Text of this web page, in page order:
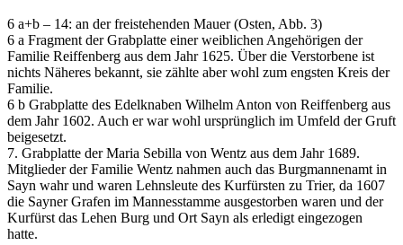
6 a+b – 14: an der freistehenden Mauer (Osten, Abb. 3)
6 a Fragment der Grabplatte einer weiblichen Angehörigen der
Familie Reiffenberg aus dem Jahr 1625. Über die Verstorbene ist
nichts Näheres bekannt, sie zählte aber wohl zum engsten Kreis der
Familie.
6 b Grabplatte des Edelknaben Wilhelm Anton von Reiffenberg aus
dem Jahr 1602. Auch er war wohl ursprünglich im Umfeld der Gruft
beigesetzt.
7. Grabplatte der Maria Sebilla von Wentz aus dem Jahr 1689.
Mitglieder der Familie Wentz nahmen auch das Burgmannenamt in
Sayn wahr und waren Lehnsleute des Kurfürsten zu Trier, da 1607
die Sayner Grafen im Mannesstamme ausgestorben waren und der
Kurfürst das Lehen Burg und Ort Sayn als erledigt eingezogen
hatte.